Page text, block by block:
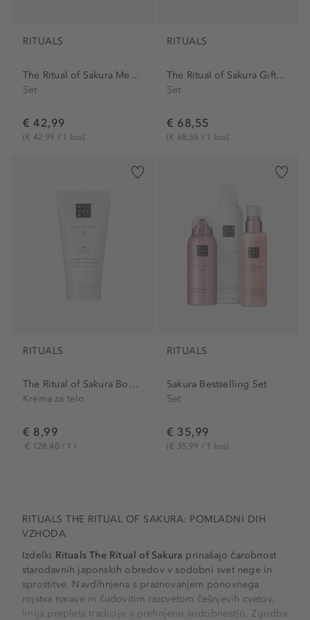
RITUALS
The Ritual of Sakura Medium...
Set
€ 42,99
(€ 42,99 / 1 kos)
RITUALS
The Ritual of Sakura Gift...
Set
€ 68,55
(€ 68,55 / 1 kos)
RITUALS
The Ritual of Sakura Body...
Krema za telo
€ 8,99
€ 128,40 / 1 l
RITUALS
Sakura Bestselling Set
Set
€ 35,99
(€ 35,99 / 1 kos)
RITUALS THE RITUAL OF SAKURA: POMLADNI DIH
VZHODA
Izdelki Rituals The Ritual of Sakura prinašajo čarobnost
starodavnih japonskih obredov v sodobni svet nege in
sprostitve. Navdihnjena s praznovanjem ponovnega
rojstva narave in čudovitim razcvetom češnjevih cvetov,
linija prepleta tradicijo s prefinjeno sodobnostjo. Zgodba